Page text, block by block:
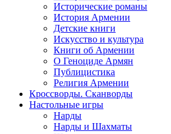
Исторические романы
История Армении
Детские книги
Иcкусство и культура
Книги об Армении
О Геноциде Армян
Публицистика
Религия Армении
Кроссворды. Сканворды
Настольные игры
Нарды
Нарды и Шахматы